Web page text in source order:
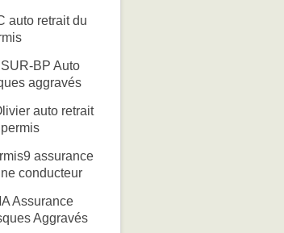
auto retrait du
BP Auto
aggravés
auto retrait
assurance
conducteur
Assurance
Aggravés